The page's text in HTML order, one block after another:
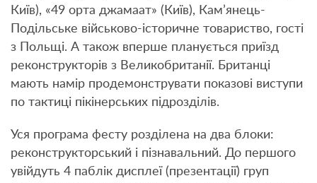
Київ), «49 орта джамаат» (Київ), Кам’янець-
Подільське військово-історичне товариство, гості
з Польщі. А також вперше планується приїзд
реконструкторів з Великобританії. Британці
мають намір продемонструвати показові виступи
по тактиці пікінерських підрозділів.
Уся програма фесту розділена на два блоки:
реконструкторський і пізнавальний. До першого
увійдуть 4 паблік дисплеї (презентації) груп